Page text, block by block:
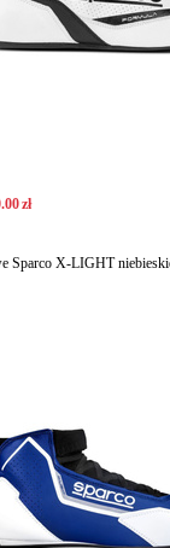
.00zł
Sparco X-LIGHT